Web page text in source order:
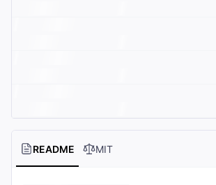
README MIT